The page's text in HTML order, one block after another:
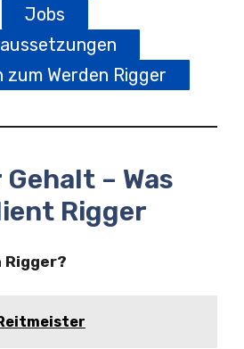
Jobs
Werden Rigger
– Was
Rigger
Rigger?